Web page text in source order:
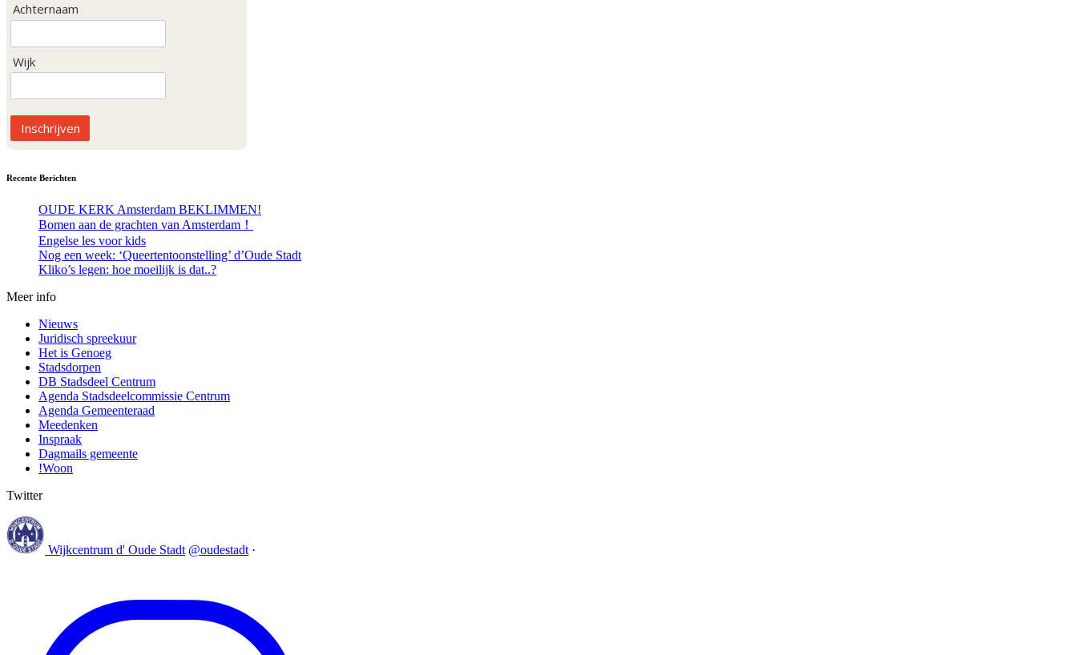
Achternaam
Wijk
Inschrijven
Recente Berichten
OUDE KERK Amsterdam BEKLIMMEN!
Bomen aan de grachten van Amsterdam！
Engelse les voor kids
Nog een week: ‘Queertentoonstelling’ d’Oude Stadt
Kliko’s legen: hoe moeilijk is dat..?
Meer info
Nieuws
Juridisch spreekuur
Het is Genoeg
Stadsdorpen
DB Stadsdeel Centrum
Agenda Stadsdeelcommissie Centrum
Agenda Gemeenteraad
Meedenken
Inspraak
Dagmails gemeente
!Woon
Twitter
Wijkcentrum d' Oude Stadt @oudestadt ·